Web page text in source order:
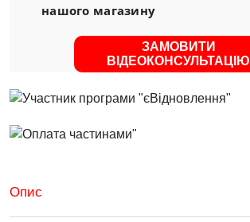
нашого магазину
ЗАМОВИТИ
ВІДЕОКОНСУЛЬТАЦІЮ
Опис